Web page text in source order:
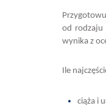
od rodzaju
wynika z
Ile
ciąża i